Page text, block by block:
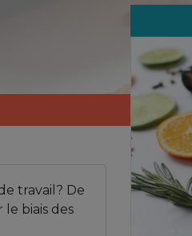
travail? De
biais des